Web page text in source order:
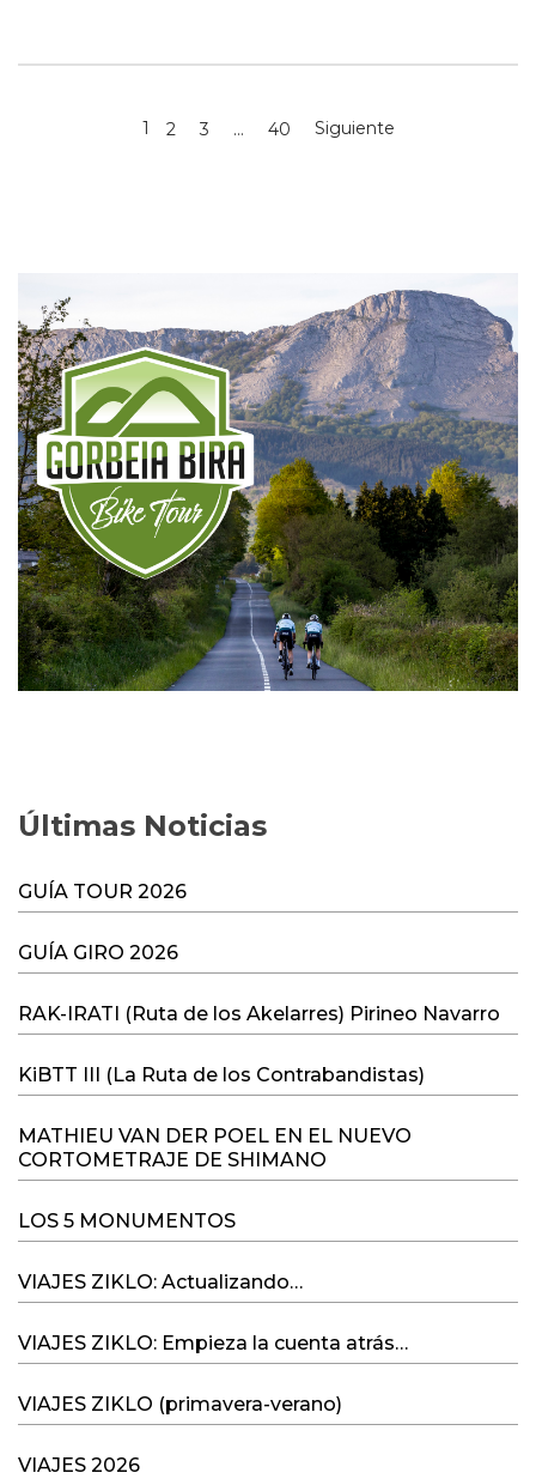
1 2 3 … 40 Siguiente
Últimas Noticias
GUÍA TOUR 2026
GUÍA GIRO 2026
RAK-IRATI (Ruta de los Akelarres) Pirineo Navarro
KiBTT III (La Ruta de los Contrabandistas)
MATHIEU VAN DER POEL EN EL NUEVO
CORTOMETRAJE DE SHIMANO
LOS 5 MONUMENTOS
VIAJES ZIKLO: Actualizando…
VIAJES ZIKLO: Empieza la cuenta atrás…
VIAJES ZIKLO (primavera-verano)
VIAJES 2026